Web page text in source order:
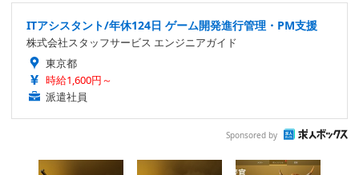
ITアシスタント/年休124日 ゲーム開発進行管理・PM支援
株式会社スタッフサービス エンジニアガイド
東京都
時給1,600円～
派遣社員
Sponsored by